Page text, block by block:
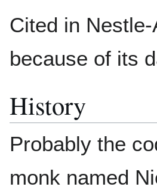
Cited in
because of its
History
Probably the
monk named